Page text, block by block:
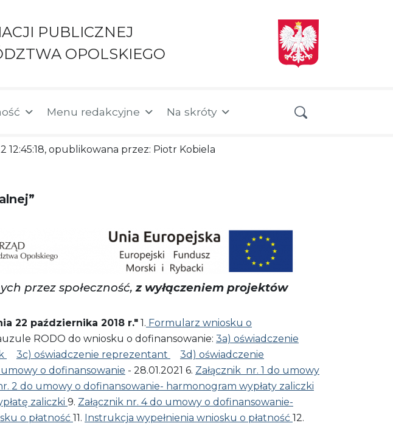
PUBLICZNEJ
OPOLSKIEGO
Menu redakcyjne Na skróty
12:45:18, opublikowana przez: Piotr Kobiela
przez społeczność,z wyłączeniem projektów
22 października 2018 r." 1. Formularz wniosku o
RODO do wniosku o dofinansowanie: 3a) oświadczenie
3c) oświadczenie reprezentant
3d) oświadczenie
o dofinansowanie - 28.01.2021 6. Załącznik nr. 1 do umowy
2 do umowy o dofinansowanie- harmonogram wypłaty zaliczki
zaliczki 9. Załącznik nr. 4 do umowy o dofinansowanie-
o płatność 11. Instrukcja wypełnienia wniosku o płatność 12.